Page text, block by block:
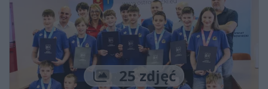
Liczba zdjęć
25 zdjęć